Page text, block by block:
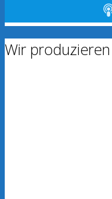
Wir